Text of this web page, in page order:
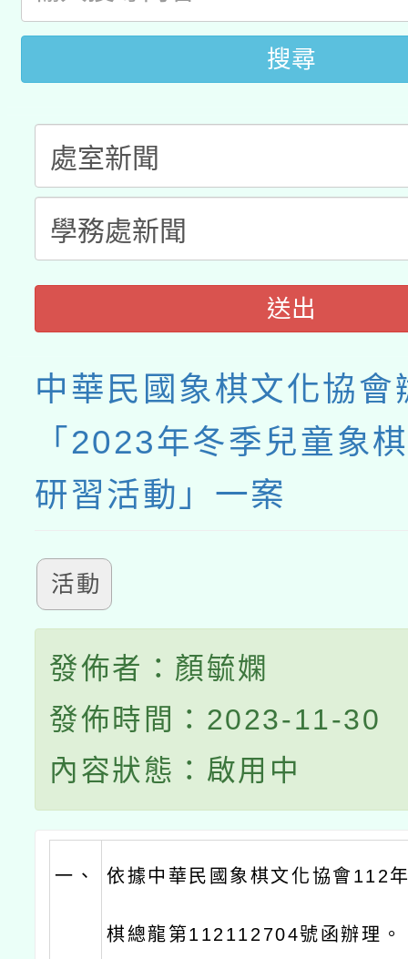
件」活動簡章
年度COVID-19疫苗接
接種對象擴大為「滿6
接種之民眾」措施，延
月28日止
搜尋
送出
中華民國象棋文化協會
「2023年冬季兒童象
研習活動」一案
活動
發佈者：顏毓嫻
發佈時間：2023-11-30
內容狀態：啟用中
一、 依據中華民國象棋文化協會112
棋總龍第112112704號函辦理。